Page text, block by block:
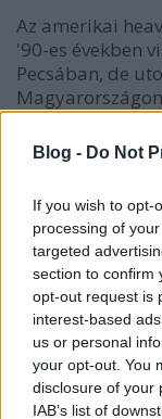
Blog - Do Not
If you wish to opt-
processing of
targeted
section to confirm
opt-out request is
interest-based
us or personal
your opt-out. You
disclosure of your
IAB’s list of
Az amerikai
'90-es években
Pecsában, de
évvel később,
turnéval térnek
játsszák el
rajongóknak
további
látványos
az Arénában.
„Ez az album
amely túlélt
és mindig
hajlandó